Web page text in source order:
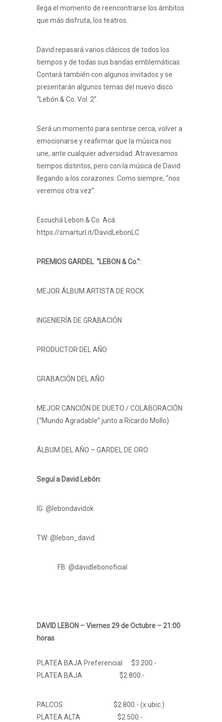
llega el momento de reencontrarse los ámbitos
que más disfruta, los teatros.
David repasará varios clásicos de todos los
tiempos y de todas sus bandas emblemáticas.
Contará también con algunos invitados y se
presentarán algunos temas del nuevo disco
“Lebón & Co. Vol. 2”.
Será un momento para sentirse cerca, volver a
emocionarse y reafirmar que la música nos
une, ante cualquier adversidad. Atravesamos
tiempos distintos, pero con la música de David
llegando a los corazones. Como siempre, “nos
veremos otra vez”.
Escuchá Lebon & Co. Acá:
https://smarturl.it/DavidLebonLC
PREMIOS GARDEL “LEBON & Co.”:
MEJOR ÁLBUM ARTISTA DE ROCK
INGENIERÍA DE GRABACIÓN
PRODUCTOR DEL AÑO
GRABACIÓN DEL AÑO
MEJOR CANCIÓN DE DUETO / COLABORACIÓN
(“Mundo Agradable” junto a Ricardo Mollo)
ÁLBUM DEL AÑO – GARDEL DE ORO
Seguí a David Lebón:
IG: @lebondavidok
TW: @lebon_david
FB: @davidlebonoficial
DAVID LEBON – Viernes 29 de Octubre – 21:00
horas
PLATEA BAJA Preferencial $3.200.-
PLATEA BAJA $2.800.-
PALCOS $2.800.- (x ubic.)
PLATEA ALTA $2.500.-